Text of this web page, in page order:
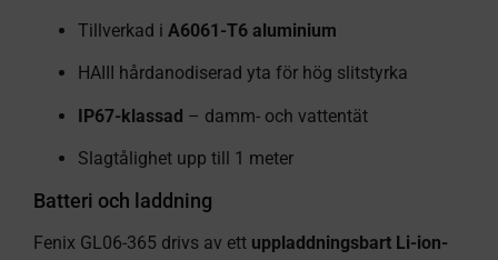
Tillverkad i A6061-T6 aluminium
HAIII hårdanodiserad yta för hög slitstyrka
IP67-klassad – damm- och vattentät
Slagtålighet upp till 1 meter
Batteri och laddning
Fenix GL06-365 drivs av ett uppladdningsbart Li-ion-